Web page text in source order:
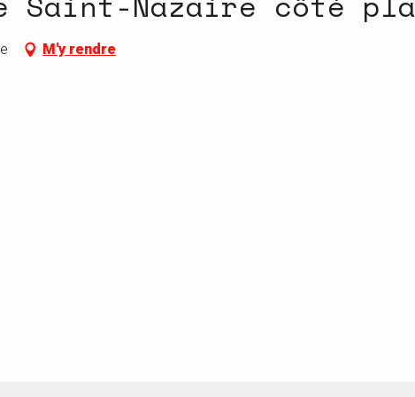
M'y rendre